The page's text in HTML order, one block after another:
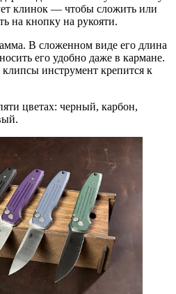
клинок — чтобы сложить или
на кнопку на рукояти.
В сложенном виде его длина
его удобно даже в кармане.
инструмент крепится к
цветах: черный, карбон,